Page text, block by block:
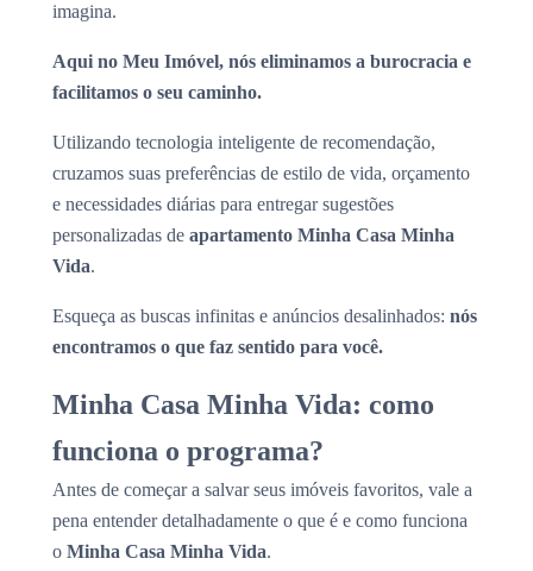
imagina.
Aqui no Meu Imóvel, nós eliminamos a burocracia e
facilitamos o seu caminho.
Utilizando tecnologia inteligente de recomendação,
cruzamos suas preferências de estilo de vida, orçamento
e necessidades diárias para entregar sugestões
personalizadas de apartamento Minha Casa Minha
Vida.
Esqueça as buscas infinitas e anúncios desalinhados: nós
encontramos o que faz sentido para você.
Minha Casa Minha Vida: como
funciona o programa?
Antes de começar a salvar seus imóveis favoritos, vale a
pena entender detalhadamente o que é e como funciona
o Minha Casa Minha Vida.